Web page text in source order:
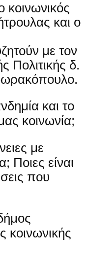
και ο
με τον
Πολιτικής δ.
και το
κοινωνία;
με
Ποιες είναι
που
κοινωνικής